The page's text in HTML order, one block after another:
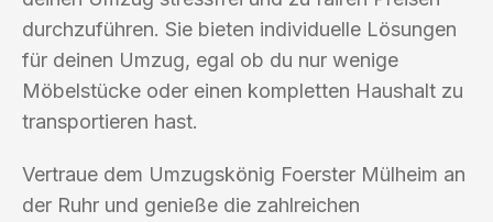
durchzuführen. Sie bieten individuelle Lösungen
für deinen Umzug, egal ob du nur wenige
Möbelstücke oder einen kompletten Haushalt zu
transportieren hast.
Vertraue dem Umzugskönig Foerster Mülheim an
der Ruhr und genieße die zahlreichen